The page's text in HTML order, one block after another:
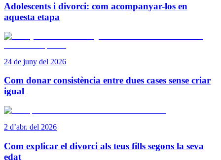
Adolescents i divorci: com acompanyar-los en
aquesta etapa
24 de juny del 2026
Com donar consistència entre dues cases sense criar
igual
2 d’abr. del 2026
Com explicar el divorci als teus fills segons la seva
edat